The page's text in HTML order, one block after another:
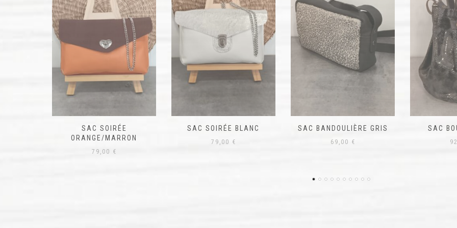
SAC SOIRÉE BLANC
79,00€
SAC BANDOULIÈRE GRIS
69,00 €
SAC BOURSE NOIR
92,00 €
SAC